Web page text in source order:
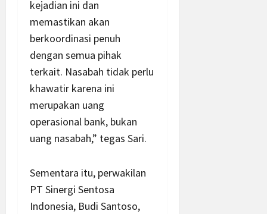
kejadian ini dan
memastikan akan
berkoordinasi penuh
dengan semua pihak
terkait. Nasabah tidak perlu
khawatir karena ini
merupakan uang
operasional bank, bukan
uang nasabah,” tegas Sari.
Sementara itu, perwakilan
PT Sinergi Sentosa
Indonesia, Budi Santoso,